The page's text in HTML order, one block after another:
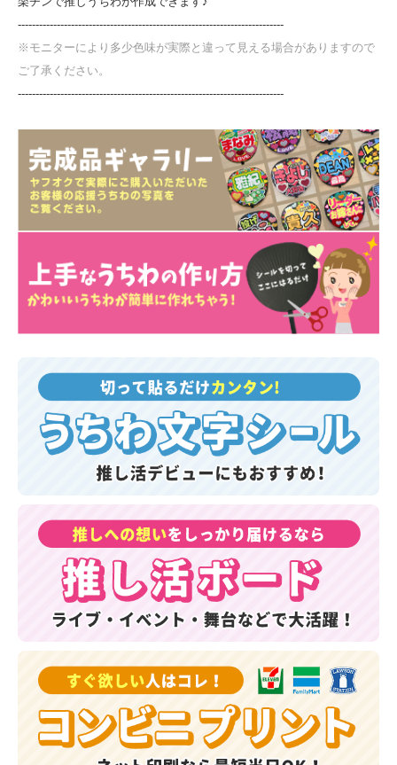
---------------------------------------------------------------------------
※モニターにより多少色味が実際と違って見える場合がありますので
ご了承ください。
---------------------------------------------------------------------------